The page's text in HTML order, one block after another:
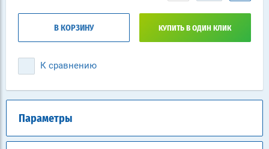
В КОРЗИНУ КУПИТЬ В ОДИН КЛИК
К сравнению
Параметры